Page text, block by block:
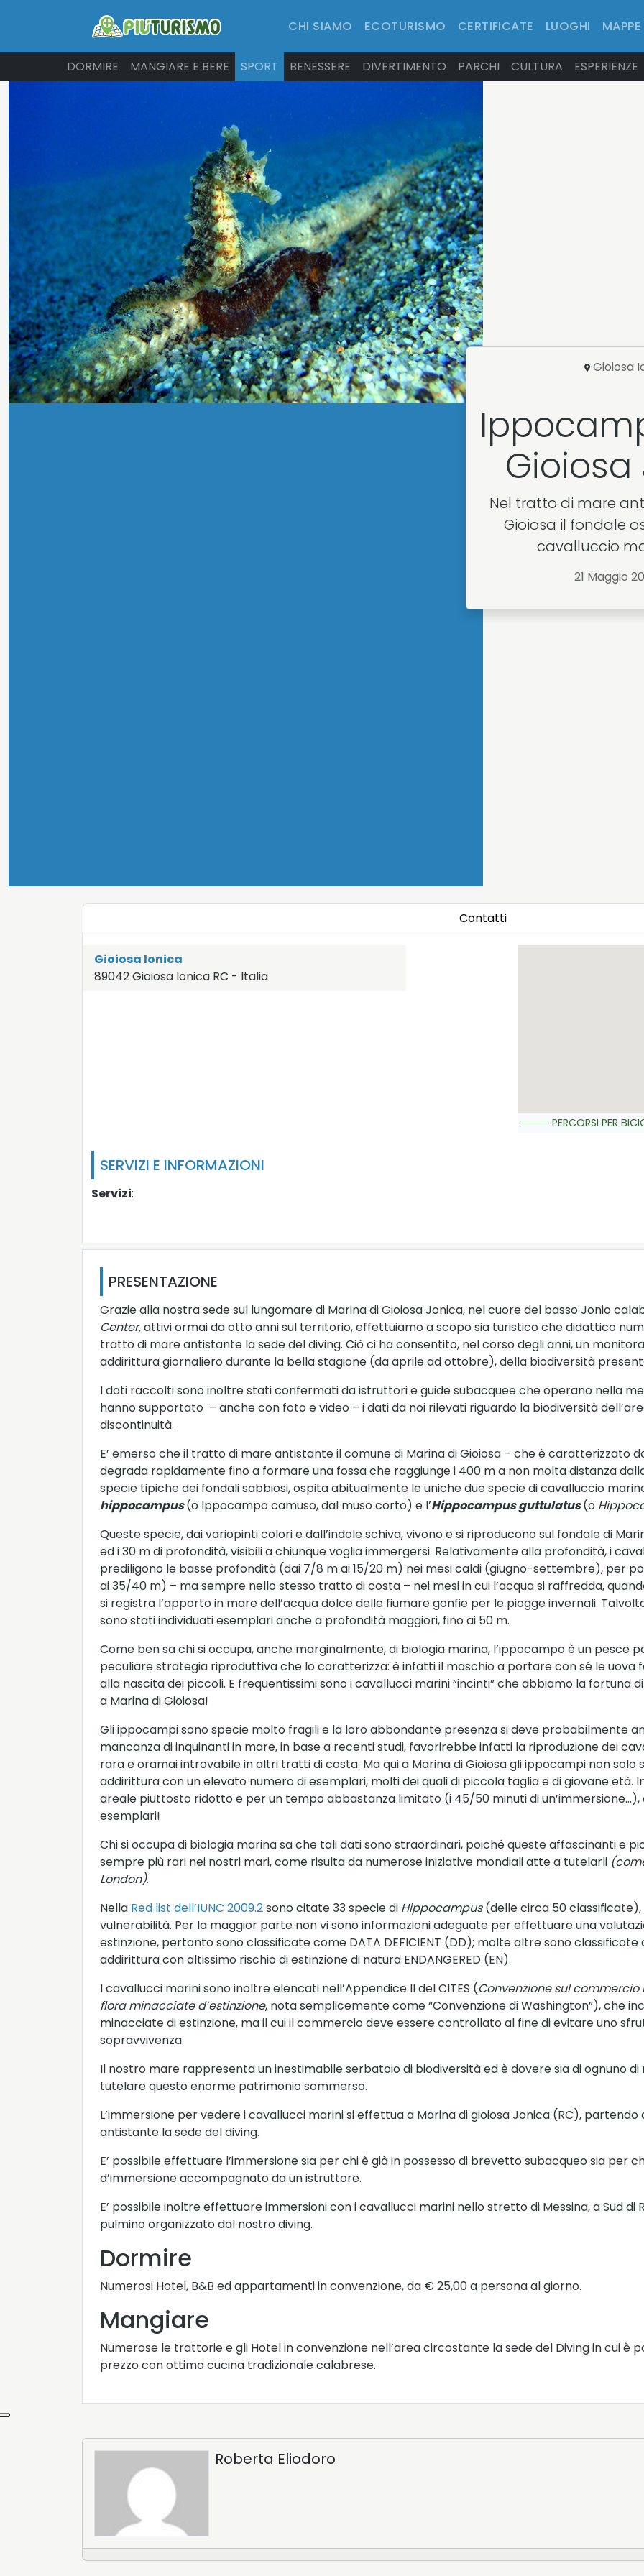
CHI SIAMO ECOTURISMO CERTIFICATE LUOGHI MAPPE
DORMIRE MANGIARE E BERE SPORT BENESSERE DIVERTIMENTO PARCHI CULTURA ESPERIENZE
Gioiosa
Gioiosa
Nel tratto di mare
Gioiosa il fondale
cavalluccio
21 Maggio
Contatti
Gioiosa Ionica
89042Gioiosa Ionica RC - Italia
PERCORSI PER
SERVIZI E INFORMAZIONI
Servizi:
PRESENTAZIONE
Grazie alla nostra sede sul lungomare di Marina di Gioiosa Jonica, nel cuore del basso Jonio
Center,attivi ormai da otto anni sul territorio, effettuiamo a scopo sia turistico che didattico
tratto di mare antistante la sede del diving. Ciò ci ha consentito, nel corso degli anni, un
addirittura giornaliero durante la bella stagione (da aprile ad ottobre), della biodiversità
I dati raccolti sono inoltre stati confermati da istruttori e guide subacquee che operano nella
hanno supportato – anche con foto e video – i dati da noi rilevati riguardo la biodiversità
discontinuità.
E’ emerso che il tratto di mare antistante il comune di Marina di Gioiosa – che è caratterizzato
degrada rapidamente fino a formare una fossa che raggiunge i 400 m a non molta distanza
specie tipiche dei fondali sabbiosi, ospita abitualmente le uniche due specie di cavalluccio
hippocampus(o Ippocampo camuso, dal muso corto) e l’Hippocampus guttulatus(o
Queste specie, dai variopinti colori e dall’indole schiva, vivono e si riproducono sul fondale di
ed i 30 m di profondità, visibili a chiunque voglia immergersi. Relativamente alla profondità, i
prediligono le basse profondità (dai 7/8 m ai 15/20 m) nei mesi caldi (giugno-settembre), per
ai 35/40 m) – ma sempre nello stesso tratto di costa – nei mesi in cui l’acqua si raffredda,
si registra l’apporto in mare dell’acqua dolce delle fiumare gonfie per le piogge invernali.
sono stati individuati esemplari anche a profondità maggiori, fino ai 50 m.
Come ben sa chi si occupa, anche marginalmente, di biologia marina, l’ippocampo è un
peculiare strategia riproduttiva che lo caratterizza: è infatti il maschio a portare con sé le uova
alla nascita dei piccoli. E frequentissimi sono i cavallucci marini “incinti” che abbiamo la fortuna
a Marina di Gioiosa!
Gli ippocampi sono specie molto fragili e la loro abbondante presenza si deve probabilmente
mancanza di inquinanti in mare, in base a recenti studi, favorirebbe infatti la riproduzione dei
rara e oramai introvabile in altri tratti di costa. Ma qui a Marina di Gioiosa gli ippocampi non
addirittura con un elevato numero di esemplari, molti dei quali di piccola taglia e di giovane età.
areale piuttosto ridotto e per un tempo abbastanza limitato (i 45/50 minuti di
esemplari!
Chi si occupa di biologia marina sa che tali dati sono straordinari, poiché queste affascinanti e
sempre più rari nei nostri mari, come risulta da numerose iniziative mondiali atte a tutelarli
London).
Nella Red list dell’IUNC 2009.2sono citate 33 specie di Hippocampus(delle circa 50 classificate),
vulnerabilità. Per la maggior parte non vi sono informazioni adeguate per effettuare una
estinzione, pertanto sono classificate come DATA DEFICIENT (DD); molte altre sono classificate
addirittura con altissimo rischio di estinzione di natura ENDANGERED (EN).
I cavallucci marini sono inoltre elencati nell’Appendice II del CITES (Convenzione sul
flora minacciate d’estinzione, nota semplicemente come “Convenzione di Washington”), che
minacciate di estinzione, ma il cui il commercio deve essere controllato al fine di evitare uno
sopravvivenza.
Il nostro mare rappresenta un inestimabile serbatoio di biodiversità ed è dovere sia di ognuno
tutelare questo enorme patrimonio sommerso.
L’immersione per vedere i cavallucci marini si effettua a Marina di gioiosa Jonica (RC),
antistante la sede del diving.
E’ possibile effettuare l’immersione sia per chi è già in possesso di brevetto subacqueo sia per
d’immersione accompagnato da un istruttore.
E’ possibile inoltre effettuare immersioni con i cavallucci marini nello stretto di Messina, a Sud
pulmino organizzato dal nostro diving.
Dormire
Numerosi Hotel, B&B ed appartamenti in convenzione, da € 25,00 a persona al giorno.
Mangiare
Numerose le trattorie e gli Hotel in convenzione nell’area circostante la sede del Diving in cui è
prezzo con ottima cucina tradizionale calabrese.
Roberta Eliodoro